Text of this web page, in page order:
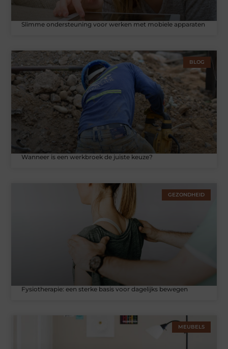
Slimme ondersteuning voor werken met mobiele apparaten
BLOG
Wanneer is een werkbroek de juiste keuze?
GEZONDHEID
Fysiotherapie: een sterke basis voor dagelijks bewegen
MEUBELS